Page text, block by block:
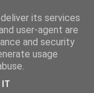
its services
user-agent are
and security
usage
IT